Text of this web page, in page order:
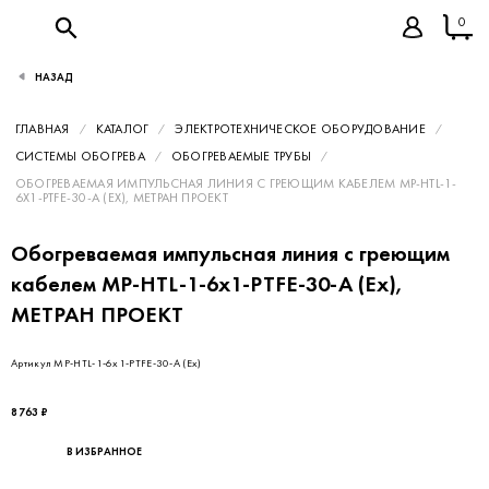
0
ГЛАВНАЯ КАТАЛОГ
ЭЛЕКТРОТЕХНИЧЕСКОЕ ОБОРУДОВАНИЕ
СИСТЕМЫ ОБОГРЕВА
ОБОГРЕВАЕМЫЕ ТРУБЫ
ОБОГРЕВАЕМАЯ ИМПУЛЬСНАЯ ЛИНИЯ С ГРЕЮЩИМ КАБЕЛЕМ MP-HTL-1-
6X1-PTFE-30-A (EX), МЕТРАН ПРОЕКТ
Обогреваемая импульсная линия с греющим
кабелем MP-HTL-1-6x1-PTFE-30-A (Ex),
МЕТРАН ПРОЕКТ
Артикул MP-HTL-1-6x1-PTFE-30-A (Ex)
8 763 ₽
В ИЗБРАННОЕ
НАЗАД